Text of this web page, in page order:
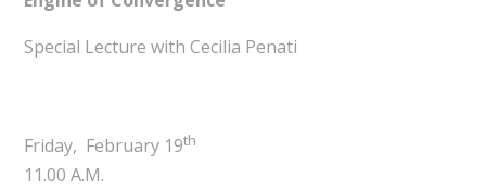
Special Lecture with Cecilia Penati
Friday, February 19th
11.00 A.M.